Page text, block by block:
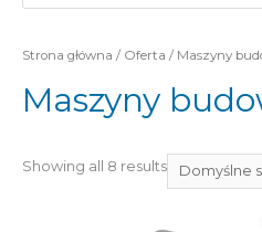
z
i
w
r
a
d
Strona główna / Oferta / Maszyny
Maszyny
Showing all 8 results